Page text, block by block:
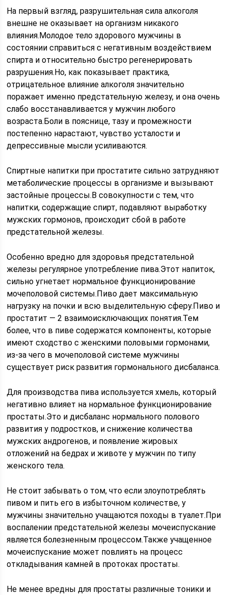
На первый взгляд, разрушительная сила алкоголя
внешне не оказывает на организм никакого
влияния.Молодое тело здорового мужчины в
состоянии справиться с негативным воздействием
спирта и относительно быстро регенерировать
разрушения.Но, как показывает практика,
отрицательное влияние алкоголя значительно
поражает именно предстательную железу, и она очень
слабо восстанавливается у мужчин любого
возраста.Боли в пояснице, тазу и промежности
постепенно нарастают, чувство усталости и
депрессивные мысли усиливаются.
Спиртные напитки при простатите сильно затрудняют
метаболические процессы в организме и вызывают
застойные процессы.В совокупности с тем, что
напитки, содержащие спирт, подавляют выработку
мужских гормонов, происходит сбой в работе
предстательной железы.
Особенно вредно для здоровья предстательной
железы регулярное употребление пива.Этот напиток,
сильно угнетает нормальное функционирование
мочеполовой системы.Пиво дает максимальную
нагрузку на почки и всю выделительную сферу.Пиво и
простатит — 2 взаимоисключающих понятия.Тем
более, что в пиве содержатся компоненты, которые
имеют сходство с женскими половыми гормонами,
из-за чего в мочеполовой системе мужчины
существует риск развития гормонального дисбаланса.
Для производства пива используется хмель, который
негативно влияет на нормальное функционирование
простаты.Это и дисбаланс нормального полового
развития у подростков, и снижение количества
мужских андрогенов, и появление жировых
отложений на бедрах и животе у мужчин по типу
женского тела.
Не стоит забывать о том, что если злоупотреблять
пивом и пить его в избыточном количестве, у
мужчины значительно учащаются походы в туалет.При
воспалении предстательной железы мочеиспускание
является болезненным процессом.Также учащенное
мочеиспускание может повлиять на процесс
откладывания камней в протоках простаты.
Не менее вредны для простаты различные тоники и